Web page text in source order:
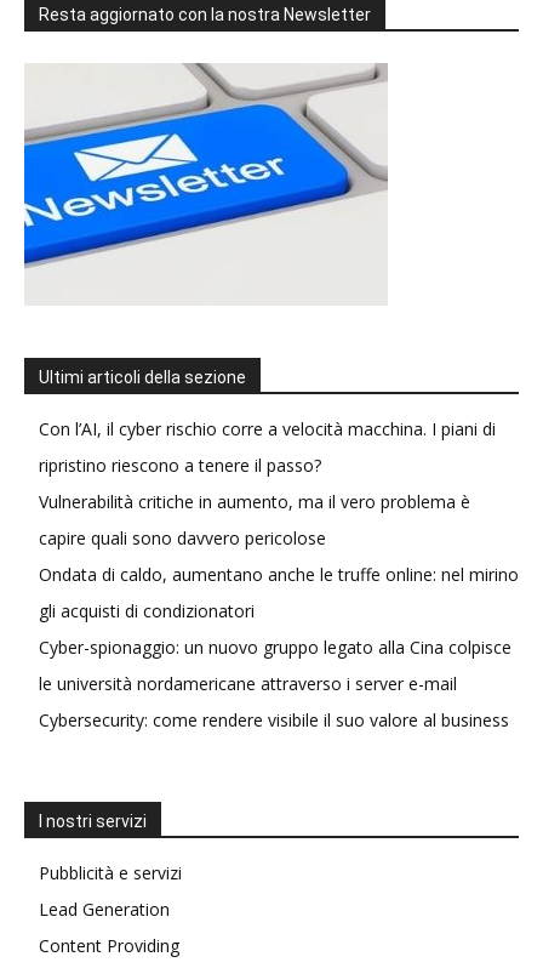
Resta aggiornato con la nostra Newsletter
Ultimi articoli della sezione
Con l’AI, il cyber rischio corre a velocità macchina. I piani di
ripristino riescono a tenere il passo?
Vulnerabilità critiche in aumento, ma il vero problema è
capire quali sono davvero pericolose
Ondata di caldo, aumentano anche le truffe online: nel mirino
gli acquisti di condizionatori
Cyber-spionaggio: un nuovo gruppo legato alla Cina colpisce
le università nordamericane attraverso i server e-mail
Cybersecurity: come rendere visibile il suo valore al business
I nostri servizi
Pubblicità e servizi
Lead Generation
Content Providing